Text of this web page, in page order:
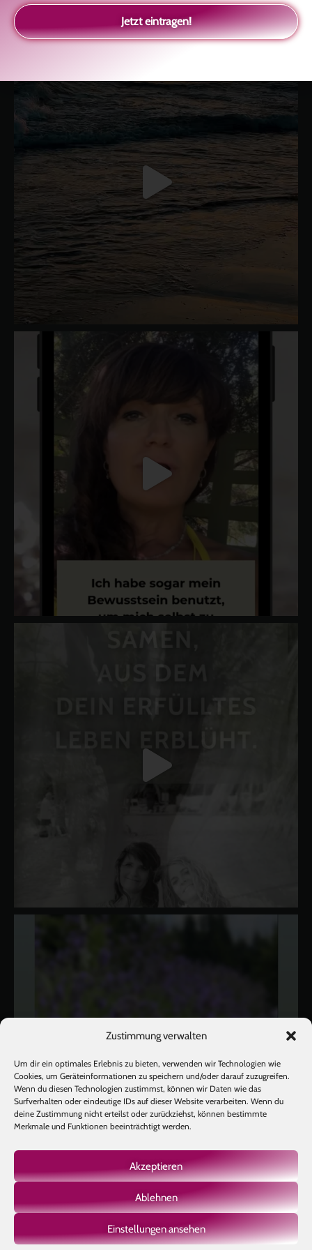
Zustimmung verwalten
Um dir ein optimales Erlebnis zu bieten, verwenden wir Technologien wie
Cookies, um Geräteinformationen zu speichern und/oder darauf zuzugreifen.
Wenn du diesen Technologien zustimmst, können wir Daten wie das
Surfverhalten oder eindeutige IDs auf dieser Website verarbeiten. Wenn du
deine Zustimmung nicht erteilst oder zurückziehst, können bestimmte
Merkmale und Funktionen beeinträchtigt werden.
Akzeptieren
Ablehnen
Einstellungen ansehen
glückliche Beziehung-The Master KeyAsha und Marie-Luise
Sisterlove
Auf Instagram folgen
Jetzt eintragen!